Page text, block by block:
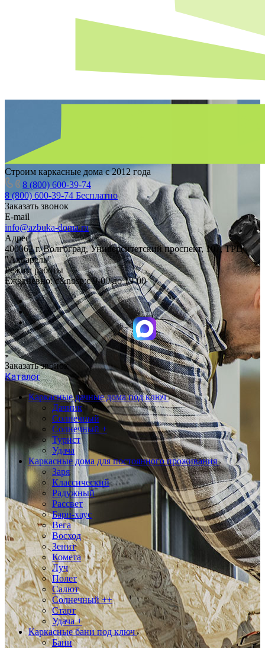
Строим каркасные дома с 2012 года
8 (800) 600-39-74
8 (800) 600-39-74 Бесплатно
Заказать звонок
E-mail
info@azbuka-doma.ru
Адрес
400062 г. Волгоград, Университетский проспект, 107, ТРЦ
"Акварель"
Режим работы
Ежедневно: с&nbsp;с 9-00 до 19-00
Заказать звонок
Каталог
Каркасные дачные дома под ключ
Дачник
Солнечный
Солнечный +
Турист
Удача
Каркасные дома для постоянного проживания
Заря
Классический
Радужный
Рассвет
Барн-хаус
Вега
Восход
Зенит
Комета
Луч
Полет
Салют
Солнечный ++
Старт
Удача +
Каркасные бани под ключ
Бани